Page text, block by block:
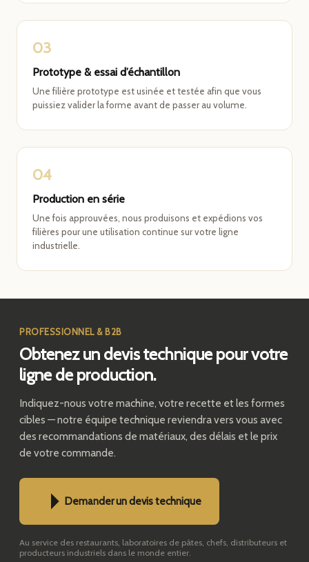
03
Prototype & essai d’échantillon
Une filière prototype est usinée et testée afin que vous
puissiez valider la forme avant de passer au volume.
04
Production en série
Une fois approuvées, nous produisons et expédions vos
filières pour une utilisation continue sur votre ligne
industrielle.
PROFESSIONNEL & B2B
Obtenez un devis technique pour votre
ligne de production.
Indiquez-nous votre machine, votre recette et les formes
cibles — notre équipe technique reviendra vers vous avec
des recommandations de matériaux, des délais et le prix
de votre commande.
Demander un devis technique
Au service des restaurants, laboratoires de pâtes, chefs, distributeurs et
producteurs industriels dans le monde entier.